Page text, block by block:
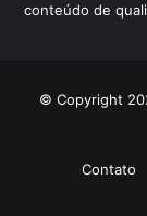
conteúdo de
© Copyright
Contato